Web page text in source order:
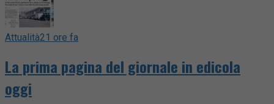
Attualità21 ore fa
La prima pagina del giornale in edicola
oggi